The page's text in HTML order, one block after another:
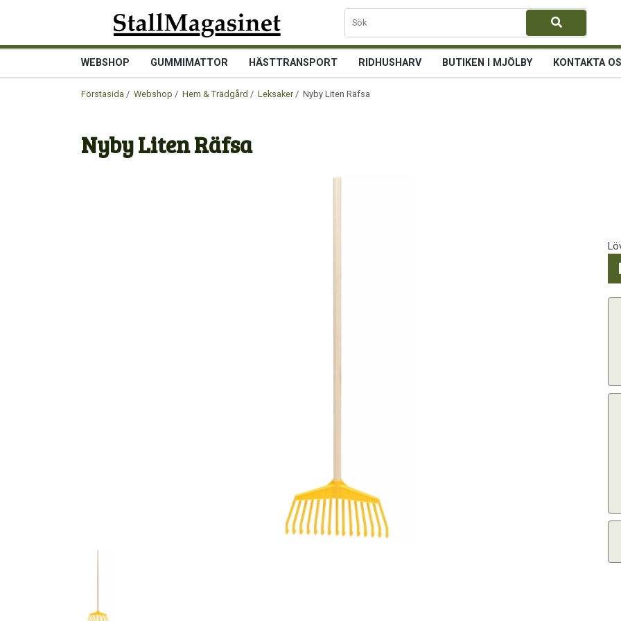
WEBSHOP GUMMIMATTOR HÄSTTRANSPORT RIDHUSHARV BUTIKEN I MJÖLBY KONTAKTA
Förstasida / Webshop / Hem & Trädgård / Leksaker/ Nyby Liten Räfsa
Nyby Liten Räfsa